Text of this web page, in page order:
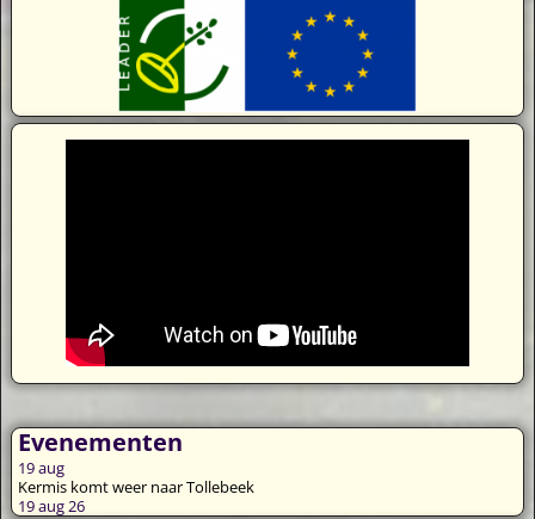
Evenementen
19aug
Kermis komt weer naar Tollebeek
19 aug 26